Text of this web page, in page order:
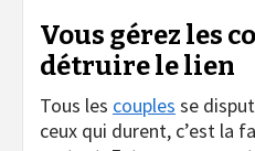
Vous gérez les
détruire le lien
Tous les couples se
ceux qui durent, c’est la